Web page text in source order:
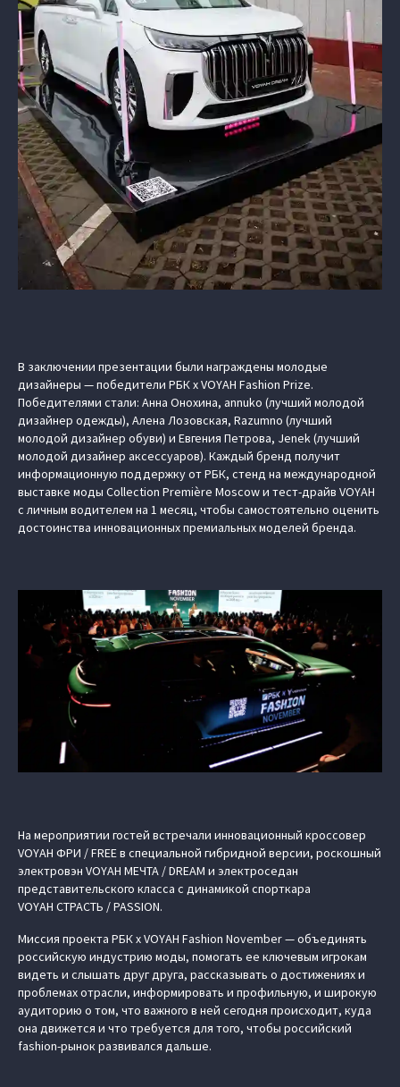
В заключении презентации были награждены молодые
дизайнеры — победители РБК х VOYAH Fashion Prize.
Победителями стали: Анна Онохина, annuko (лучший молодой
дизайнер одежды), Алена Лозовская, Razumno (лучший
молодой дизайнер обуви) и Евгения Петрова, Jenek (лучший
молодой дизайнер аксессуаров). Каждый бренд получит
информационную поддержку от РБК, стенд на международной
выставке моды Collection Première Moscow и тест-драйв VOYAH
с личным водителем на 1 месяц, чтобы самостоятельно оценить
достоинства инновационных премиальных моделей бренда.
На мероприятии гостей встречали инновационный кроссовер
VOYAH ФРИ / FREEв специальной гибридной версии, роскошный
электровэн VOYAH МЕЧТА / DREAM и электроседан
представительского класса с динамикой спорткара
VOYAH СТРАСТЬ / PASSION.
Миссия проекта РБК x VOYAH Fashion November— объединять
российскую индустрию моды, помогать ее ключевым игрокам
видеть и слышать друг друга, рассказывать о достижениях и
проблемах отрасли, информировать и профильную, и широкую
аудиторию о том, что важного в ней сегодня происходит, куда
она движется и что требуется для того, чтобы российский
fashion-рынок развивался дальше.